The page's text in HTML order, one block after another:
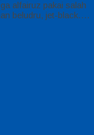
alfairuz pakai salah
beludru, jet-black….